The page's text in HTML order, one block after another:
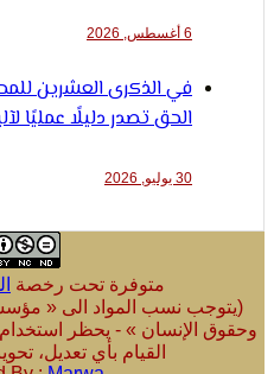
في الذكرى العشرين للمحكمة
الحق تصدر دليلًا عمليًا لآليات
متوفرة تحت رخصةالمشاع
نسب المواد الى « مؤسسة الحق
» - يحظر استخدام العمل
القيام بأي تعديل، تحوير أو